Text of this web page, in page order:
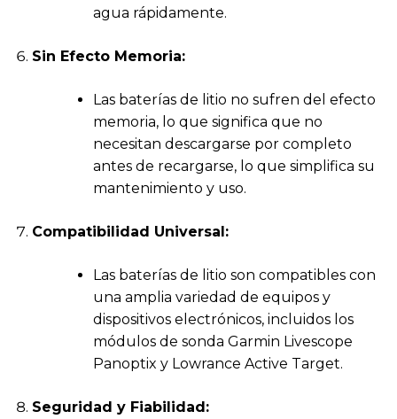
agua rápidamente.
Sin Efecto Memoria:
Las baterías de litio no sufren del efecto
memoria, lo que significa que no
necesitan descargarse por completo
antes de recargarse, lo que simplifica su
mantenimiento y uso.
Compatibilidad Universal:
Las baterías de litio son compatibles con
una amplia variedad de equipos y
dispositivos electrónicos, incluidos los
módulos de sonda Garmin Livescope
Panoptix y Lowrance Active Target.
Seguridad y Fiabilidad: